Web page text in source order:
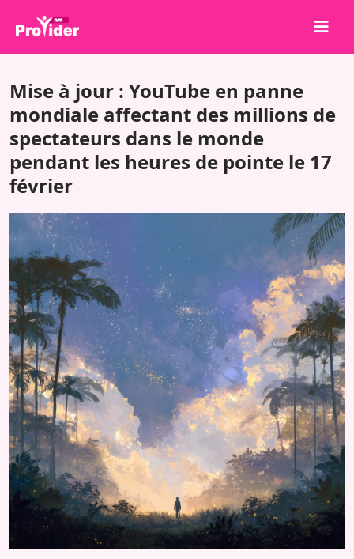
À propos de nous
Se connecter
S'inscrire
Services
API
Conditions
Blog
Mise à jour : YouTube en panne
mondiale affectant des millions de
spectateurs dans le monde
pendant les heures de pointe le 17
février